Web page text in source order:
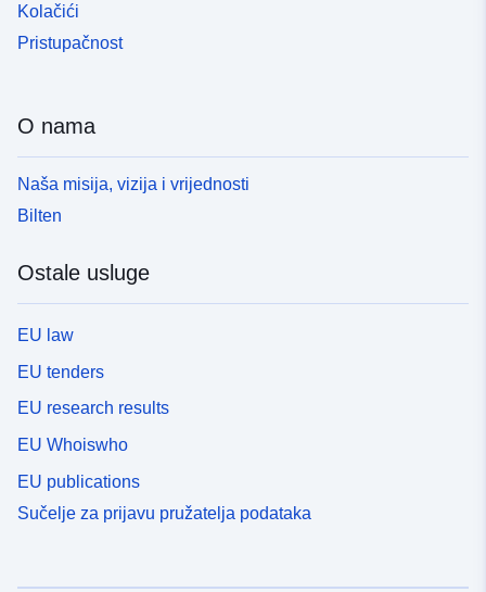
Kolačići
Pristupačnost
O nama
Naša misija, vizija i vrijednosti
Bilten
Ostale usluge
EU law
EU tenders
EU research results
EU Whoiswho
EU publications
Sučelje za prijavu pružatelja podataka